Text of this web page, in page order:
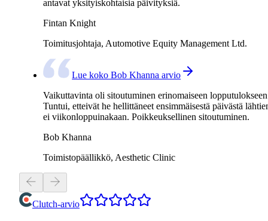
antavat yksityiskohtaisia päivityksiä.
Fintan Knight
Toimitusjohtaja, Automotive Equity Management Ltd.
Lue koko Bob Khanna arvio
Vaikuttavinta oli sitoutuminen erinomaiseen
Tuntui, etteivät he hellittäneet ensimmäisestä päivästä
ei viikonloppuinakaan. Poikkeuksellinen sitoutuminen.
Bob Khanna
Toimistopäällikkö, Aesthetic Clinic
Clutch-arvio